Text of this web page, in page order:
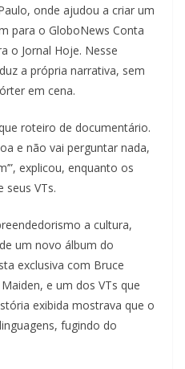
onde ajudou a criar um
para o GloboNews Conta
o Jornal Hoje. Nesse
a própria narrativa, sem
em cena.
roteiro de documentário.
e não vai perguntar nada,
explicou, enquanto os
seus VTs.
a cultura,
um novo álbum do
exclusiva com Bruce
e um dos VTs que
exibida mostrava que o
fugindo do